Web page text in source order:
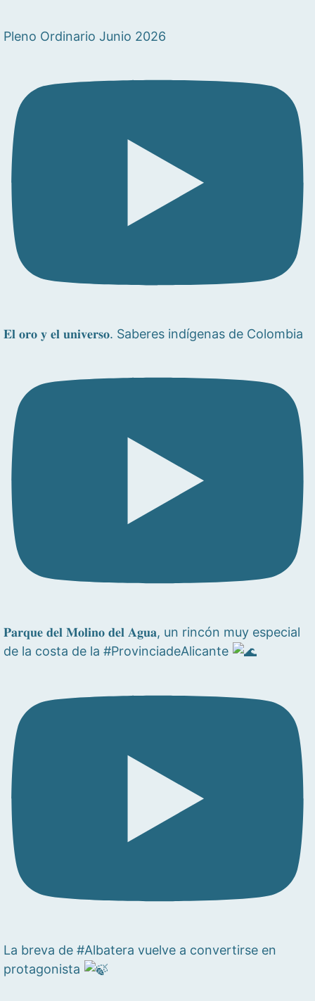
Pleno Ordinario Junio 2026
𝐄𝐥 𝐨𝐫𝐨 𝐲 𝐞𝐥 𝐮𝐧𝐢𝐯𝐞𝐫𝐬𝐨. Saberes indígenas de Colombia
𝐏𝐚𝐫𝐪𝐮𝐞 𝐝𝐞𝐥 𝐌𝐨𝐥𝐢𝐧𝐨 𝐝𝐞𝐥 𝐀𝐠𝐮𝐚, un rincón muy especial
de la costa de la #ProvinciadeAlicante
La breva de #Albatera vuelve a convertirse en
protagonista